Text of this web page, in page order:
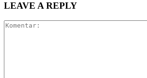
LEAVE A REPLY